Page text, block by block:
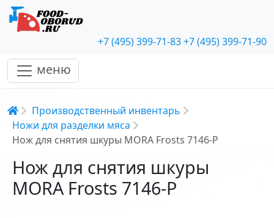
+7 (495) 399-71-83+7 (495) 399-71-90
меню
Строка навигации
Производственный инвентарь
Ножи для разделки мяса
Нож для снятия шкуры MORA Frosts 7146-Р
Нож для снятия шкуры
MORA Frosts 7146-Р